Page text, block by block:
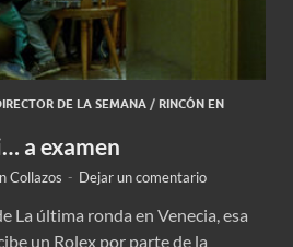
DE LA SEMANA / RINCÓN EN
a examen
Collazos - Dejar un comentario
La última ronda en Venecia, esa
un Rolex por parte de la